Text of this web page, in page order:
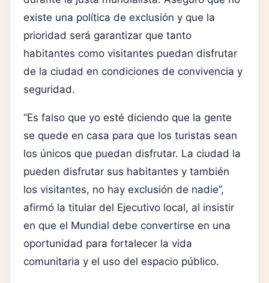
existe una política de exclusión y que la
prioridad será garantizar que tanto
habitantes como visitantes puedan disfrutar
de la ciudad en condiciones de convivencia y
seguridad.
“Es falso que yo esté diciendo que la gente
se quede en casa para que los turistas sean
los únicos que puedan disfrutar. La ciudad la
pueden disfrutar sus habitantes y también
los visitantes, no hay exclusión de nadie”,
afirmó la titular del Ejecutivo local, al insistir
en que el Mundial debe convertirse en una
oportunidad para fortalecer la vida
comunitaria y el uso del espacio público.